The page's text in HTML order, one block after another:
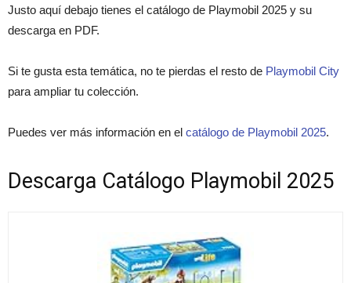
Justo aquí debajo tienes el catálogo de Playmobil 2025 y su
descarga en PDF.
Si te gusta esta temática, no te pierdas el resto de Playmobil City
para ampliar tu colección.
Puedes ver más información en el catálogo de Playmobil 2025.
Descarga Catálogo Playmobil 2025